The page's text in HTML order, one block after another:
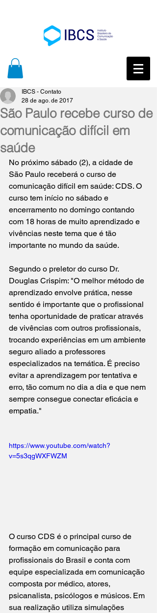
São Paulo recebe curso de
comunicação difícil em
saúde
IBCS - Contato
28 de ago. de 2017
No próximo sábado (2), a cidade de
São Paulo receberá o curso de
comunicação difícil em saúde: CDS. O
curso tem início no sábado e
encerramento no domingo contando
com 18 horas de muito aprendizado e
vivências neste tema que é tão
importante no mundo da saúde.
Segundo o preletor do curso Dr.
Douglas Crispim: "O melhor método de
aprendizado envolve prática, nesse
sentido é importante que o profissional
tenha oportunidade de praticar através
de vivências com outros profissionais,
trocando experiências em um ambiente
seguro aliado a professores
especializados na temática. É preciso
evitar a aprendizagem por tentativa e
erro, tão comum no dia a dia e que nem
sempre consegue conectar eficácia e
empatia."
https://www.youtube.com/watch?
v=5s3qgWXFWZM
O curso CDS é o principal curso de
formação em comunicação para
profissionais do Brasil e conta com
equipe especializada em comunicação
composta por médico, atores,
psicanalista, psicólogos e músicos. Em
sua realização utiliza simulações